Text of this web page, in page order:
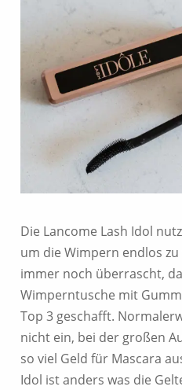
Die Lancome Lash Idol
um die Wimpern endlos
immer noch überrascht,
Wimperntusche mit
Top 3 geschafft.
nicht ein, bei der großen
so viel Geld für Mascara
Idol ist anders was die